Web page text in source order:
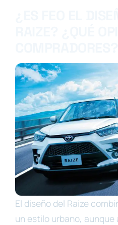
El diseño del Raize
un estilo urbano, aunque